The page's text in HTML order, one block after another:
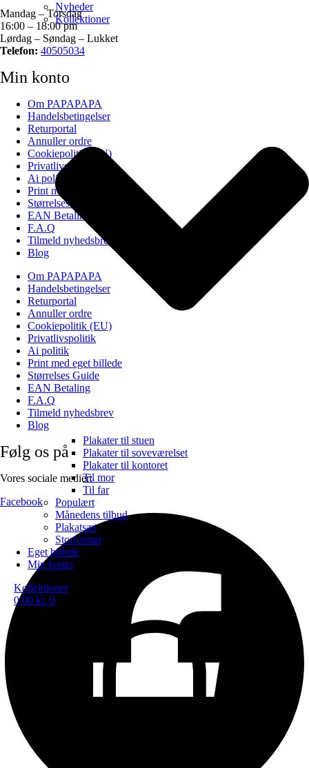
Nyheder
Kollektioner
Plakater til stuen
Plakater til soveværelset
Plakater til kontoret
Til mor
Til far
Populært
Månedens tilbud
Plakatsæt
Storformat
Eget billede
Min konto
Kollektioner
0,00 kr. 0
Mandag – Torsdag
16:00 – 18:00 pm
Lørdag – Søndag – Lukket
Telefon: 40505034
Min konto
Om PAPAPAPA
Handelsbetingelser
Returportal
Annuller ordre
Cookiepolitik (EU)
Privatlivspolitik
Ai politik
Print med eget billede
Størrelses Guide
EAN Betaling
F.A.Q
Tilmeld nyhedsbrev
Blog
Om PAPAPAPA
Handelsbetingelser
Returportal
Annuller ordre
Cookiepolitik (EU)
Privatlivspolitik
Ai politik
Print med eget billede
Størrelses Guide
EAN Betaling
F.A.Q
Tilmeld nyhedsbrev
Blog
Følg os på
Vores sociale medier:
Facebook